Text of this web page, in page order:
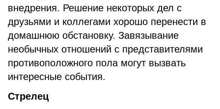
внедрения. Решение некоторых дел с
друзьями и коллегами хорошо перенести в
домашнюю обстановку. Завязывание
необычных отношений с представителями
противоположного пола могут вызвать
интересные события.
Стрелец